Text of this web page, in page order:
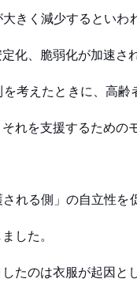
きく減少するといわ
化、脆弱化が加速さ
考えたときに、高齢
れを支援するための
れる側」の自立性を
した。
たのは衣服が起因と